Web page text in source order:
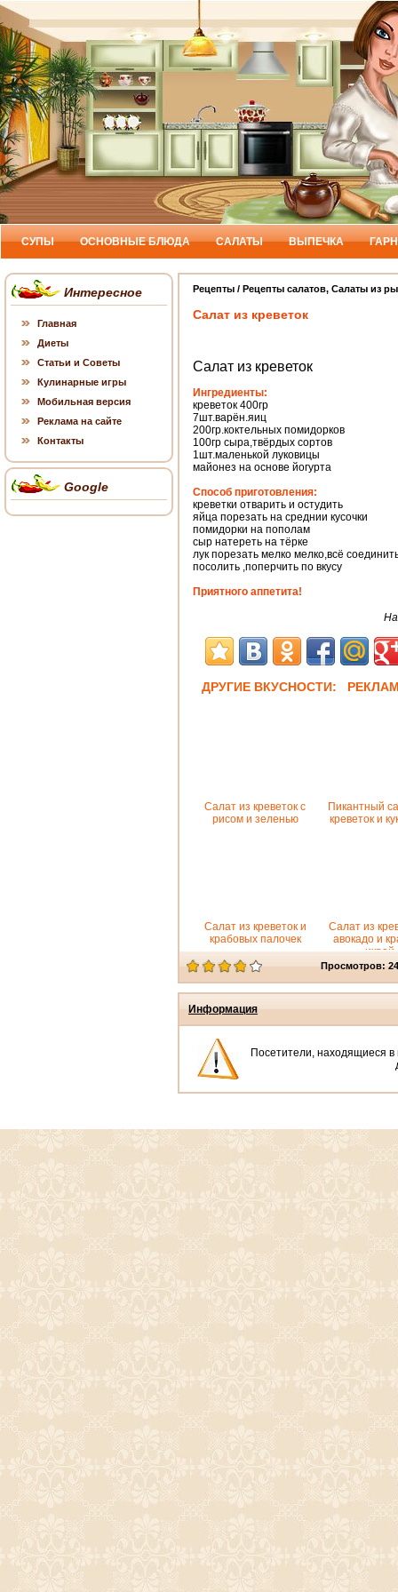
СУПЫ ОСНОВНЫЕ БЛЮДА САЛАТЫ ВЫПЕЧКА
Рецепты / Рецепты салатов, Салаты из
Салат из креветок
Салат из креветок
Ингредиенты:
креветок 400гр
7шт.варён.яиц
200гр.коктельных помидорков
100гр сыра,твёрдых сортов
1шт.маленькой луковицы
майонез на основе йогурта
Способ приготовления:
креветки отварить и остудить
яйца порезать на среднии кусочки
помидорки на пополам
сыр натереть на тёрке
лук порезать мелко мелко,всё
посолить ,поперчить по вкусу
Приятного аппетита!
ДРУГИЕ ВКУСНОСТИ:
Салат из креветок с
рисом и зеленью
Пикантный
креветок и
Салат из креветок и
крабовых палочек
Салат из
авокадо и
икрой
Просмотров:
Информация
Посетители, находящиеся в
Интересное
Главная
Диеты
Статьи и Советы
Кулинарные игры
Мобильная версия
Реклама на сайте
Контакты
Google